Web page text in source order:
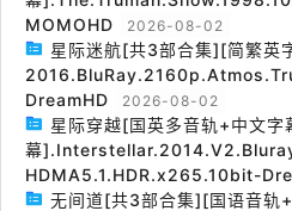
MOMOHD
2026-08-02
星际迷航[共3部合集][简繁
DreamHD
2026-08-02
星际穿越[国英多音轨+中文字
幕
HDMA5.1.HDR.x265.10bit-
无间道[共3部合集][国语音轨